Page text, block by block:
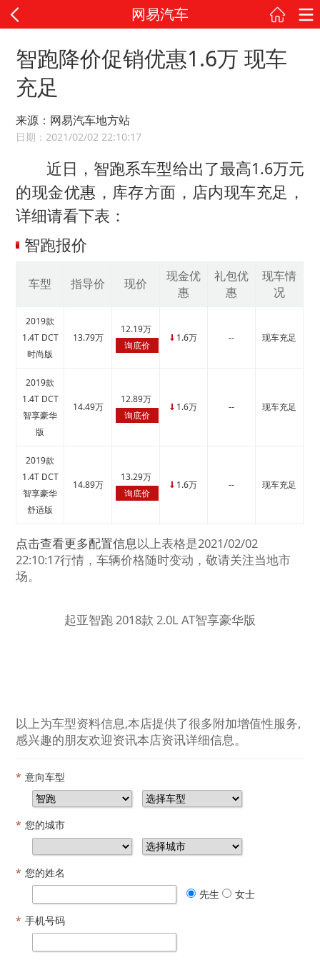
网易汽车
智跑降价促销优惠1.6万 现车
充足
来源：网易汽车地方站
日期：2021/02/02 22:10:17
近日，智跑系车型给出了最高1.6万元
的现金优惠，库存方面，店内现车充足，
详细请看下表：
智跑报价
车型 指导价 现价
现金优
惠
礼包优
惠
现车情
况
2019款
1.4T DCT
时尚版
13.79万
12.19万
询底价
↓ 1.6万 -- 现车充足
2019款
1.4T DCT
智享豪华
版
14.49万
12.89万
询底价
↓ 1.6万 -- 现车充足
2019款
1.4T DCT
智享豪华
舒适版
14.89万
13.29万
询底价
↓ 1.6万 -- 现车充足
点击查看更多配置信息以上表格是2021/02/02
22:10:17行情，车辆价格随时变动，敬请关注当地市
场。
起亚智跑 2018款 2.0L AT智享豪华版
以上为车型资料信息,本店提供了很多附加增值性服务,
感兴趣的朋友欢迎资讯本店资讯详细信息。
* 意向车型
* 您的城市
* 您的姓名
先生
女士
* 手机号码